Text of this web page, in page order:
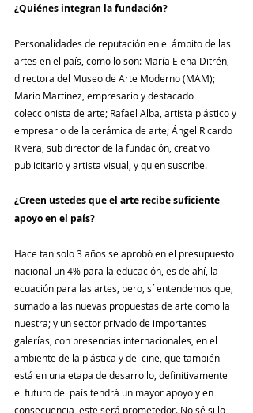
¿Quiénes integran la fundación?
Personalidades de reputación en el ámbito de las
artes en el país, como lo son: María Elena Ditrén,
directora del Museo de Arte Moderno (MAM);
Mario Martínez, empresario y destacado
coleccionista de arte; Rafael Alba, artista plástico y
empresario de la cerámica de arte; Ángel Ricardo
Rivera, sub director de la fundación, creativo
publicitario y artista visual, y quien suscribe.
¿Creen ustedes que el arte recibe suficiente
apoyo en el país?
Hace tan solo 3 años se aprobó en el presupuesto
nacional un 4% para la educación, es de ahí, la
ecuación para las artes, pero, sí entendemos que,
sumado a las nuevas propuestas de arte como la
nuestra; y un sector privado de importantes
galerías, con presencias internacionales, en el
ambiente de la plástica y del cine, que también
está en una etapa de desarrollo, definitivamente
el futuro del país tendrá un mayor apoyo y en
consecuencia, este será prometedor. No sé si lo